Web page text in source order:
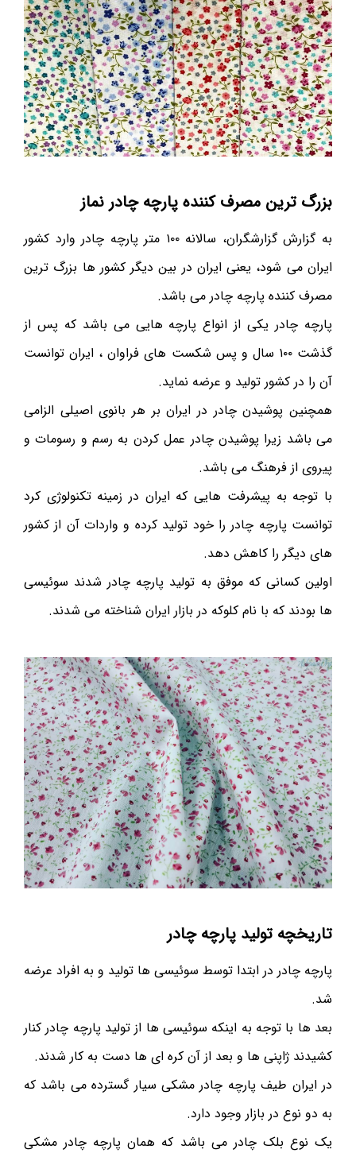
بزرگ ترین مصرف کننده پارچه چادر نماز
به گزارش گزارشگران، سالانه ۱۰۰ متر پارچه چادر وارد کشور
ایران می شود، یعنی ایران در بین دیگر کشور ها بزرگ ترین
مصرف کننده پارچه چادر می باشد.
پارچه چادر یکی از انواع پارچه هایی می باشد که پس از
گذشت ۱۰۰ سال و پس شکست های فراوان ، ایران توانست
آن را در کشور تولید و عرضه نماید.
همچنین پوشیدن چادر در ایران بر هر بانوی اصیلی الزامی
می باشد زیرا پوشیدن چادر عمل کردن به رسم و رسومات و
پیروی از فرهنگ می باشد.
با توجه به پیشرفت هایی که ایران در زمینه تکنولوژی کرد
توانست پارچه چادر را خود تولید کرده و واردات آن از کشور
های دیگر را کاهش دهد.
اولین کسانی که موفق به تولید پارچه چادر شدند سوئیسی
ها بودند که با نام کلوکه در بازار ایران شناخته می شدند.
تاریخچه تولید پارچه چادر
پارچه چادر در ابتدا توسط سوئیسی ها تولید و به افراد عرضه
شد.
بعد ها با توجه به اینکه سوئیسی ها از تولید پارچه چادر کنار
کشیدند ژاپنی ها و بعد از آن کره ای ها دست به کار شدند.
در ایران طیف پارچه چادر مشکی سیار گسترده می باشد که
به دو نوع در بازار وجود دارد.
یک نوع بلک چادر می باشد که همان پارچه چادر مشکی